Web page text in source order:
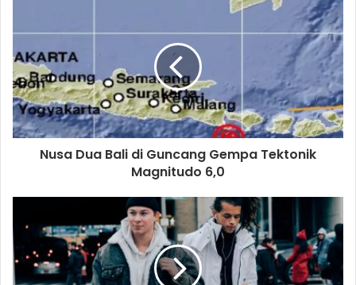
Nusa Dua Bali di Guncang Gempa Tektonik
Magnitudo 6,0